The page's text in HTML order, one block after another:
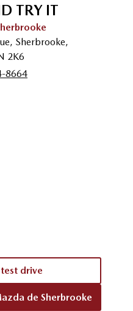
TRY IT
, Sherbrooke,
2K6
8664
drive
de Sherbrooke